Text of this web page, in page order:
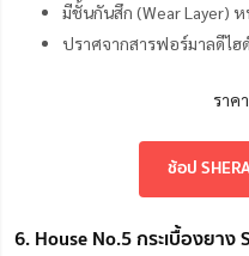
มีชั้นกันสึก (Wear Layer) ห
ปราศจากสารฟอร์มาลดีไฮ
ราค
ช้อป
6. House No.5 กระเบื้องยาง